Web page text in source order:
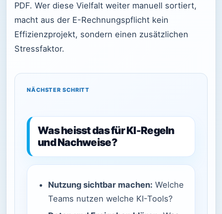
PDF. Wer diese Vielfalt weiter manuell sortiert,
macht aus der E-Rechnungspflicht kein
Effizienzprojekt, sondern einen zusätzlichen
Stressfaktor.
NÄCHSTER SCHRITT
Was heisst das für KI-Regeln
und Nachweise?
Nutzung sichtbar machen: Welche
Teams nutzen welche KI-Tools?